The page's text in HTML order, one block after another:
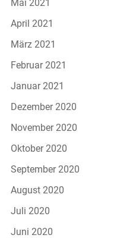
Mai 2021
April 2021
März 2021
Februar 2021
Januar 2021
Dezember 2020
November 2020
Oktober 2020
September 2020
August 2020
Juli 2020
Juni 2020